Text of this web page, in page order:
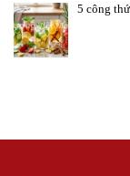
5 công